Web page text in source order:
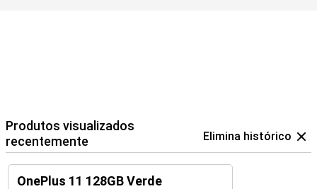
Produtos visualizados
recentemente
Elimina histórico
OnePlus 11 128GB Verde